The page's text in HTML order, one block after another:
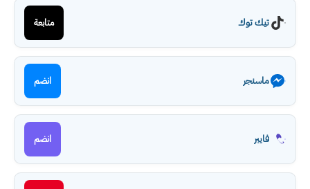
تيك توك متابعة
ماسنجر انضم
فايبر انضم